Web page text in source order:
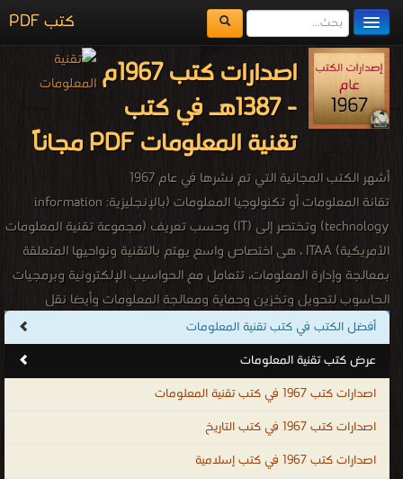
كتب PDF
مكتبة الكتب
المكتبات
يُقرأ حالياً
اضف كتاب
اصدارات كتب 1967م
- 1387هـ في كتب
تقنية المعلومات PDF مجاناً
أشهر الكتب المجانية التي تم نشرها في عام 1967
تقانة المعلومات أو تكنولوجيا المعلومات (بالإنجليزية: information
technology)‏ وتختصر إلى (IT) وحسب تعريف (مجموعة تقنية المعلومات
الأمريكية) ITAA ، هى اختصاص واسع يهتم بالتقنية ونواحيها المتعلقة
بمعالجة وإدارة المعلومات، تتعامل مع الحواسيب الإلكترونية وبرمجيات
الحاسوب لتحويل وتخزين وحماية ومعالجة المعلومات وأيضا نقل
واستعادة المعلومات. تهتم بدراسة، تصميم، تطوير، تفعيل، دعم أو تسيير
أنظمة المعلومات التي تعتمد على الحواسيب، بشكل خاص تطبيقات
وعتاد الحاسوب، تهتم تقنية المعلومات باستخدام الحواسيب والتطبيقات
البرمجية لتحويل، تخزين، حماية، معالجة، إرسال، والاسترجاع الآمن
للمعلومات. جميع الكتب التقنية في مجالات الانترنت والبرامج المكتبية
مكتبة كتب الكترونية ، مادة تقنيات الانترنت ، تقنيات الانترنت المتقدمة
أفضل الكتب في كتب تقنية المعلومات
عرض كتب تقنية المعلومات
اصدارات كتب 1967 في كتب تقنية المعلومات
اصدارات كتب 1967 في كتب التاريخ
اصدارات كتب 1967 في كتب إسلامية